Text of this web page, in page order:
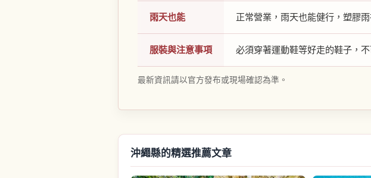
雨天也能 正常營業，雨天也能健行，塑膠
服裝與注意事項 必須穿著運動鞋等好走的鞋子，
最新資訊請以官方發布或現場確認為準。
沖繩縣的精選推薦文章